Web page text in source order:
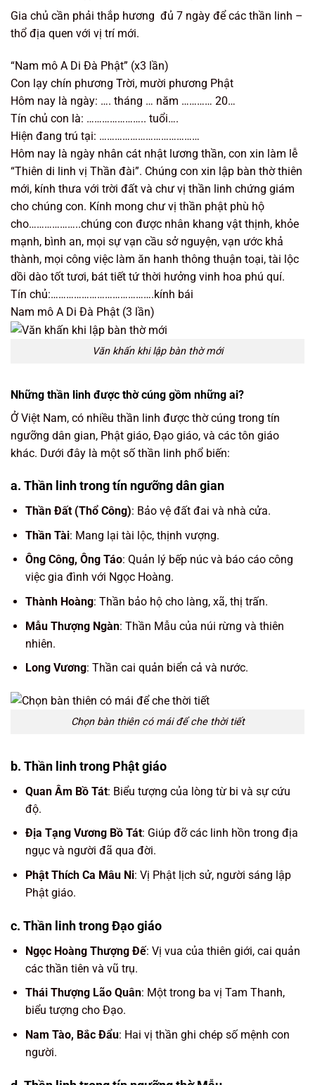
Gia chủ cần phải thắp hương đủ 7 ngày để các thần linh –
thổ địa quen với vị trí mới.
“Nam mô A Di Đà Phật” (x3 lần)
Con lạy chín phương Trời, mười phương Phật
Hôm nay là ngày: …. tháng … năm ………… 20…
Tín chủ con là: ………………….. tuổi….
Hiện đang trú tại: …………………………………
Hôm nay là ngày nhân cát nhật lương thần, con xin làm lễ
“Thiên di linh vị Thần đài”. Chúng con xin lập bàn thờ thiên
mới, kính thưa với trời đất và chư vị thần linh chứng giám
cho chúng con. Kính mong chư vị thần phật phù hộ
cho………………..chúng con được nhân khang vật thịnh, khỏe
mạnh, bình an, mọi sự vạn cầu sở nguyện, vạn ước khả
thành, mọi công việc làm ăn hanh thông thuận toại, tài lộc
dồi dào tốt tươi, bát tiết tứ thời hưởng vinh hoa phú quí.
Tín chủ:………………………………….kính bái
Nam mô A Di Đà Phật (3 lần)
Văn khấn khi lập bàn thờ mới
Những thần linh được thờ cúng gồm những ai?
Ở Việt Nam, có nhiều thần linh được thờ cúng trong tín
ngưỡng dân gian, Phật giáo, Đạo giáo, và các tôn giáo
khác. Dưới đây là một số thần linh phổ biến:
a. Thần linh trong tín ngưỡng dân gian
Thần Đất (Thổ Công): Bảo vệ đất đai và nhà cửa.
Thần Tài: Mang lại tài lộc, thịnh vượng.
Ông Công, Ông Táo: Quản lý bếp núc và báo cáo công
việc gia đình với Ngọc Hoàng.
Thành Hoàng: Thần bảo hộ cho làng, xã, thị trấn.
Mẫu Thượng Ngàn: Thần Mẫu của núi rừng và thiên
nhiên.
Long Vương: Thần cai quản biển cả và nước.
Chọn bàn thiên có mái để che thời tiết
b. Thần linh trong Phật giáo
Quan Âm Bồ Tát: Biểu tượng của lòng từ bi và sự cứu
độ.
Địa Tạng Vương Bồ Tát: Giúp đỡ các linh hồn trong địa
ngục và người đã qua đời.
Phật Thích Ca Mâu Ni: Vị Phật lịch sử, người sáng lập
Phật giáo.
c. Thần linh trong Đạo giáo
Ngọc Hoàng Thượng Đế: Vị vua của thiên giới, cai quản
các thần tiên và vũ trụ.
Thái Thượng Lão Quân: Một trong ba vị Tam Thanh,
biểu tượng cho Đạo.
Nam Tào, Bắc Đẩu: Hai vị thần ghi chép số mệnh con
người.